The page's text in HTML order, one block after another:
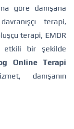
göre danışana
terapi,
terapi, EMDR
etkili bir şekilde
Online Terapi
danışanın